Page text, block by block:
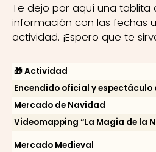
Te dejo por aquí una tablita
información con las fechas
actividad. ¡Espero que te
🎁 Actividad
Encendido oficial y espectáculo
Mercado de Navidad
Videomapping “La Magia de la
Mercado Medieval